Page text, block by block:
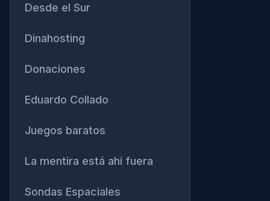
Desde el Sur
Dinahosting
Donaciones
Eduardo Collado
Juegos baratos
La mentira está ahi fuera
Sondas Espaciales